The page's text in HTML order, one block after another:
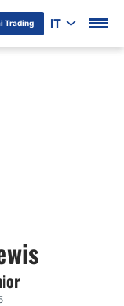
Trading IT